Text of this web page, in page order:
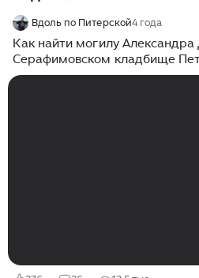
Вдоль по Питерской4 года
Как найти могилу
Серафимовском кладбище